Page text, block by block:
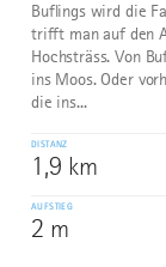
Buflings wird die
trifft man auf den
Hochsträss. Von
ins Moos. Oder
die ins...
DISTANZ
1,9 km
AUFSTIEG
2 m